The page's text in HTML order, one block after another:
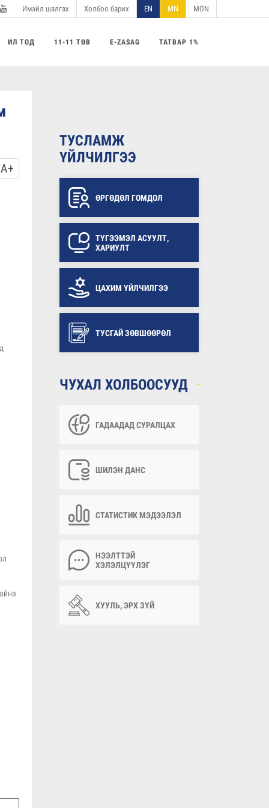
Имэйл шалгах Холбоо барих EN MN
MON
ИЛ ТОД 11-11 ТӨВ E-ZASAG ТАТВАР 1%
A+
ТУСЛАМЖ
ҮЙЛЧИЛГЭЭ
ӨРГӨДӨЛ ГОМДОЛ
ТҮГЭЭМЭЛ АСУУЛТ,
ХАРИУЛТ
ЦАХИМ ҮЙЛЧИЛГЭЭ
ТУСГАЙ ЗӨВШӨӨРӨЛ
ЧУХАЛ ХОЛБООСУУД
ГАДААДАД СУРАЛЦАХ
ШИЛЭН ДАНС
СТАТИСТИК МЭДЭЭЛЭЛ
НЭЭЛТТЭЙ
ХЭЛЭЛЦҮҮЛЭГ
ХУУЛЬ, ЭРХ ЗҮЙ